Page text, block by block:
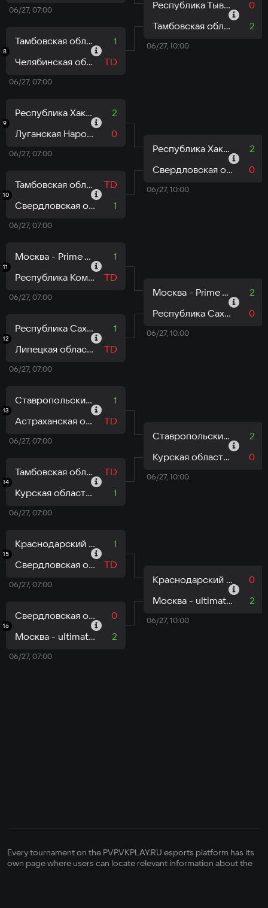
06/27, 07:00
8
Тамбовская область - 2b_team
1
Челябинская область - Team Octagon
TD
06/27, 07:00
9
Республика Хакасия - NoImprove
2
Луганская Народная Республика - 3darova Kamni
0
06/27, 07:00
10
Тамбовская область - 7 ошибок
TD
Свердловская область - CYBERCOM УрГЭУ
1
06/27, 07:00
11
Москва - Prime Time
1
Республика Коми - Республика Коми
TD
06/27, 07:00
12
Республика Саха Якутия - ОсКоз
1
Липецкая область - Липецкие манулы
TD
06/27, 07:00
13
Ставропольский край - insaniac
1
Астраханская область - Кибер бобры
TD
06/27, 07:00
14
Тамбовская область - TamboWW 67+1
TD
Курская область - Лоубехи
1
06/27, 07:00
15
Краснодарский край - Краснодарский край
1
Свердловская область - УГГУ
TD
06/27, 07:00
16
Свердловская область - Aurum
0
Москва - ultimate strike ww
2
06/27, 07:00
Республика Тыва - AMF
0
Тамбовская область - 2b_team
2
06/27, 10:00
Республика Хакасия - NoImprove
2
Свердловская область - CYBERCOM УрГЭУ
0
06/27, 10:00
Москва - Prime Time
2
Республика Саха Якутия - ОсКоз
0
06/27, 10:00
Ставропольский край - insaniac
2
Курская область - Лоубехи
0
06/27, 10:00
Краснодарский край - Краснодарский край
0
Москва - ultimate strike ww
2
06/27, 10:00
Every tournament on the PVP.VKPLAY.RU esports platform has its
own page where users can locate relevant information about the